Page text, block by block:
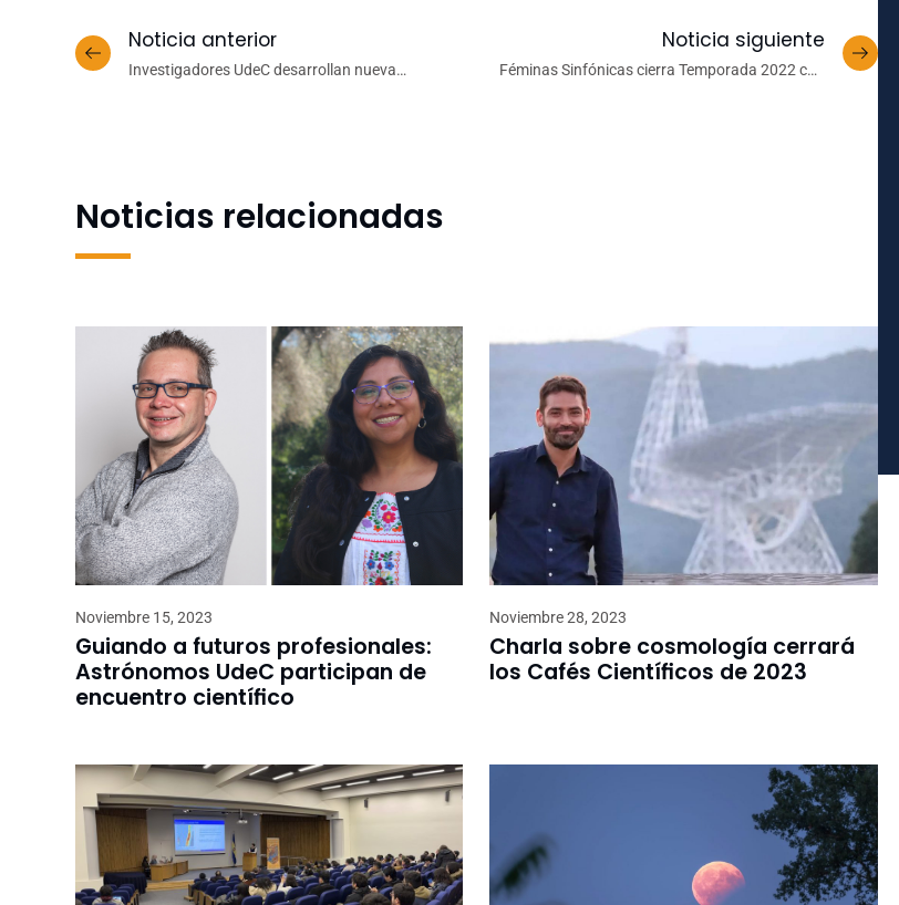
Noticia anterior
Investigadores UdeC desarrollan nueva
Noticia siguiente
Féminas Sinfónicas cierra Temporada 2022 con
Noticias relacionadas
Noviembre 15, 2023
Guiando a futuros profesionales:
Astrónomos UdeC participan de
encuentro científico
Noviembre 28, 2023
Charla sobre cosmología cerrará
los Cafés Científicos de 2023